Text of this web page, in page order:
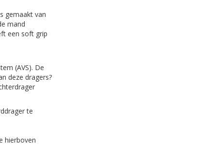
gemaakt van
mand
een soft grip
(AVS). De
deze dragers?
te
hierboven